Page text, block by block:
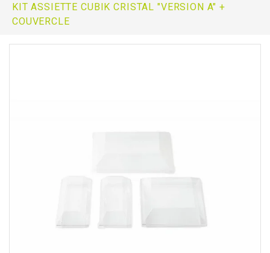
KIT ASSIETTE CUBIK CRISTAL "VERSION A" +
COUVERCLE